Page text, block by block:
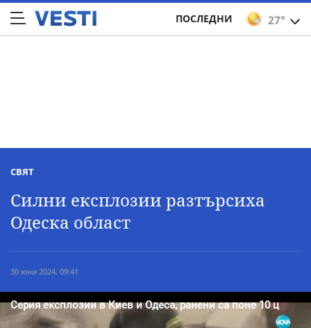
27°
ПОСЛЕДНИ
СВЯТ
Силни експлозии разтърсиха
Одеска област
30 юни 2024, 09:41